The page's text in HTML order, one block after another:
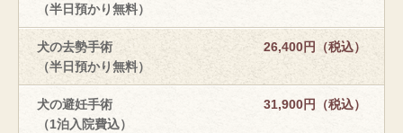
（半日預かり無料）
犬の去勢手術
（半日預かり無料）
26,400円（税込）
犬の避妊手術
（1泊入院費込）
31,900円（税込）